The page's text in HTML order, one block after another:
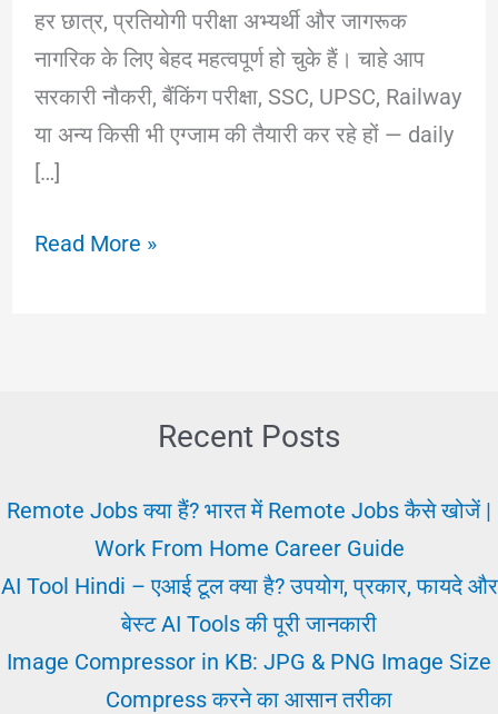
हर छात्र, प्रतियोगी परीक्षा अभ्यर्थी और जागरूक
नागरिक के लिए बेहद महत्वपूर्ण हो चुके हैं। चाहे आप
सरकारी नौकरी, बैंकिंग परीक्षा, SSC, UPSC, Railway
या अन्य किसी भी एग्जाम की तैयारी कर रहे हों — daily
[…]
Current
Affairs,
&
Current
Read More »
Recent Posts
Remote Jobs क्या हैं? भारत में Remote Jobs कैसे खोजें |
Work From Home Career Guide
AI Tool Hindi – एआई टूल क्या है? उपयोग, प्रकार, फायदे और
बेस्ट AI Tools की पूरी जानकारी
Image Compressor in KB: JPG & PNG Image Size
Compress करने का आसान तरीका